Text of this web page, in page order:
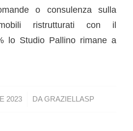
o consulenza sulla
ristrutturati con il
lo Studio Pallino rimane a
2023 DAGRAZIELLASP